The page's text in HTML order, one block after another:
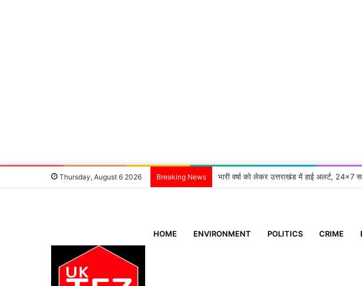
Thursday, August 6 2026 Breaking News भारी वर्षा को लेकर उत्तराखंड में हाई अलर्ट, 24×7
HOME ENVIRONMENT POLITICS CRIME